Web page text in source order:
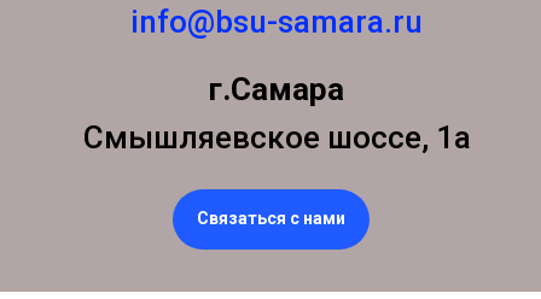
info@bsu-samara.ru
г.Самара
Смышляевское шоссе, 1а
Связаться с нами